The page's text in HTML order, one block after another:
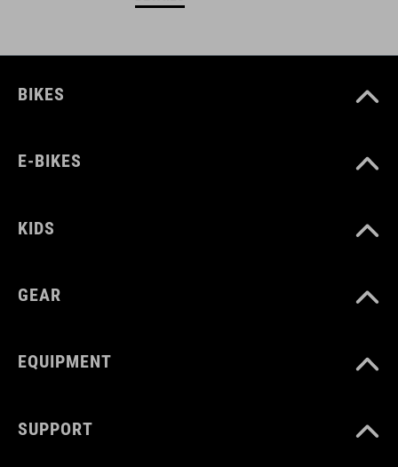
BIKES
E-BIKES
KIDS
GEAR
EQUIPMENT
SUPPORT